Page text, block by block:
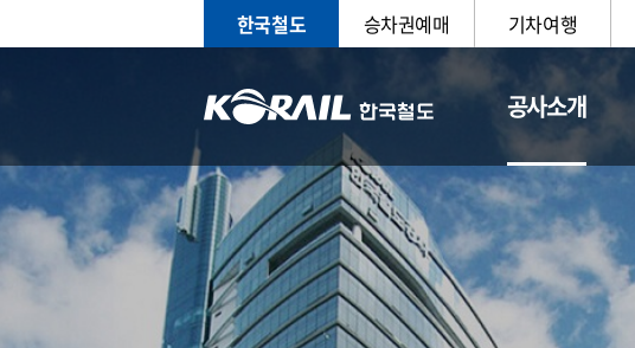
한국철도 승차권예매 기차여행
공사소개
CEO 일반현황